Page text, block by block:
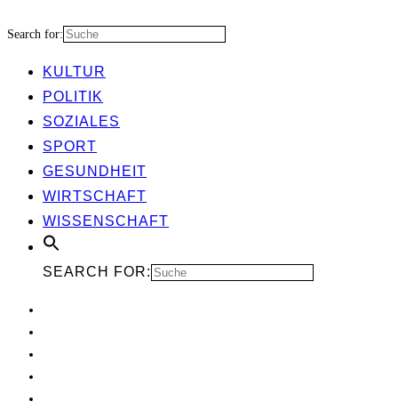
Search for:
KUL­TUR
POLI­TIK
SOZIA­LES
SPORT
GESUND­HEIT
WIRT­SCHAFT
WIS­SEN­SCHAFT
SEARCH FOR: